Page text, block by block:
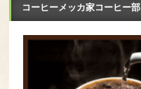
コーヒーメッカ家コーヒー部